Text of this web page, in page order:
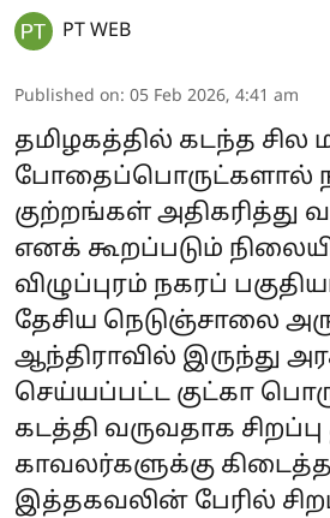
PT WEB
Published on: 05 Feb 2026, 4:41 am
தமிழகத்தில் கடந்த சில
போதைப்பொருட்களால்
குற்றங்கள் அதிகரித்து
எனக் கூறப்படும்
விழுப்புரம் நகரப்
தேசிய நெடுஞ்சாலை
ஆந்திராவில் இருந்து
செய்யப்பட்ட குட்கா
கடத்தி வருவதாக
காவலர்களுக்கு
இத்தகவலின் பேரில்